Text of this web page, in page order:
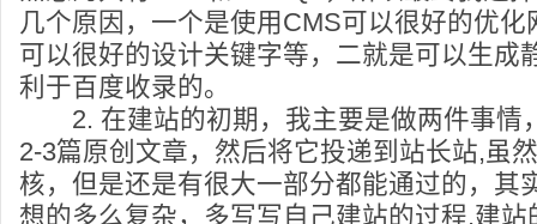
几个原因，一个是使用CMS可以很好的优化
可以很好的设计关键字等，二就是可以生成
利于百度收录的。
2. 在建站的初期，我主要是做两件事情
2-3篇原创文章，然后将它投递到站长站,虽
核，但是还是有很大一部分都能通过的，其
想的多么复杂，多写写自己建站的过程,建